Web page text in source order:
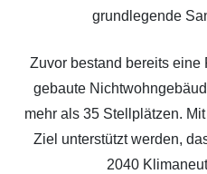
grundlegende
Zuvor bestand bereits eine
gebaute
mehr als 35 Stellplätzen.
Ziel unterstützt werden,
2040